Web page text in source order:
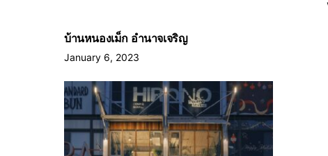
บ้านหนองเม็ก อำนาจเจริญ
January 6, 2023